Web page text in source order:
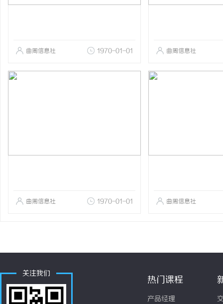
曲周信息社 1970-01-01 曲周信息社
曲周信息社 1970-01-01 曲周信息社
关注我们
热门课程
产品经理